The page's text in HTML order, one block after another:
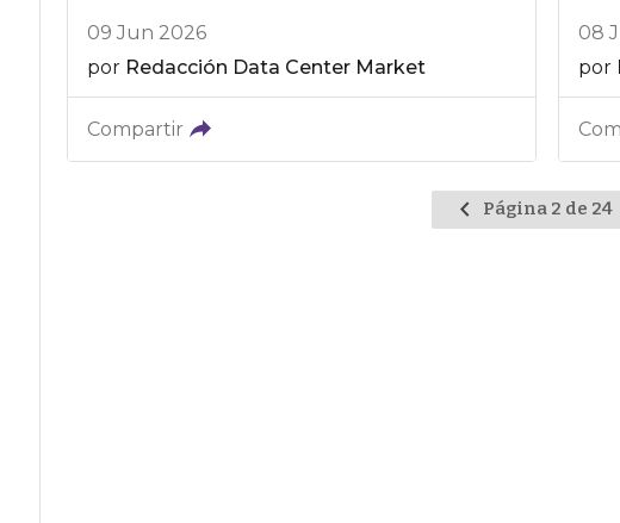
09 Jun 2026
por Redacción Data Center Market
Compartir
08
por
Página 2 de 24